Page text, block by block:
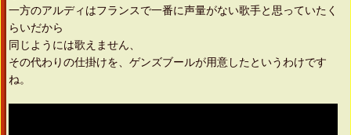
一方のアルディはフランスで一番に声量がない歌手と思っていたく
らいだから
同じようには歌えません、
その代わりの仕掛けを、ゲンズブールが用意したというわけです
ね。